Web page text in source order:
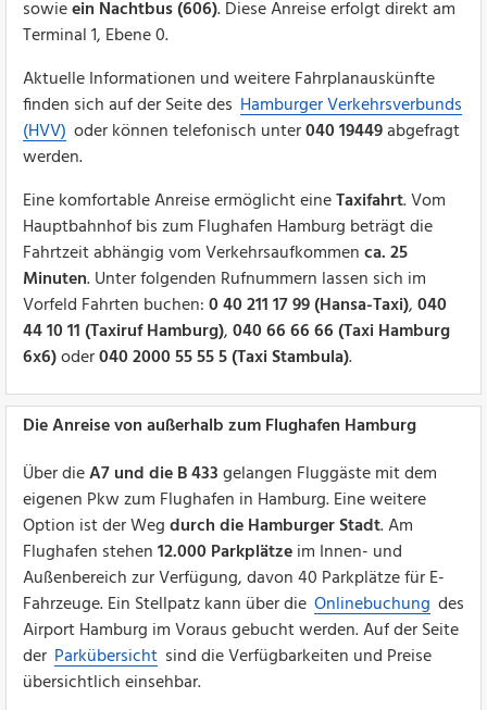
sowieein Nachtbus (606). Diese Anreise erfolgt direkt am
Terminal 1, Ebene 0.
Aktuelle Informationen und weitere Fahrplanauskünfte
finden sich auf der Seite des Hamburger Verkehrsverbunds
(HVV) oder können telefonisch unter040 19449abgefragt
werden.
Eine komfortable Anreise ermöglicht eineTaxifahrt. Vom
Hauptbahnhof bis zum Flughafen Hamburg beträgt die
Fahrtzeit abhängig vom Verkehrsaufkommenca. 25
Minuten. Unter folgenden Rufnummern lassen sich im
Vorfeld Fahrten buchen:0 40 211 17 99 (Hansa-Taxi),040
44 10 11 (Taxiruf Hamburg),040 66 66 66 (Taxi Hamburg
6x6)oder040 2000 55 55 5 (Taxi Stambula).
Die Anreise von außerhalb zum Flughafen Hamburg
Über dieA7 und die B 433gelangen Fluggäste mit dem
eigenen Pkw zum Flughafen in Hamburg. Eine weitere
Option ist der Wegdurch die Hamburger Stadt. Am
Flughafen stehen12.000 Parkplätzeim Innen- und
Außenbereich zur Verfügung, davon 40 Parkplätze für E-
Fahrzeuge. Ein Stellpatz kann über die Onlinebuchung des
Airport Hamburg im Voraus gebucht werden. Auf der Seite
der Parkübersicht sind die Verfügbarkeiten und Preise
übersichtlich einsehbar.